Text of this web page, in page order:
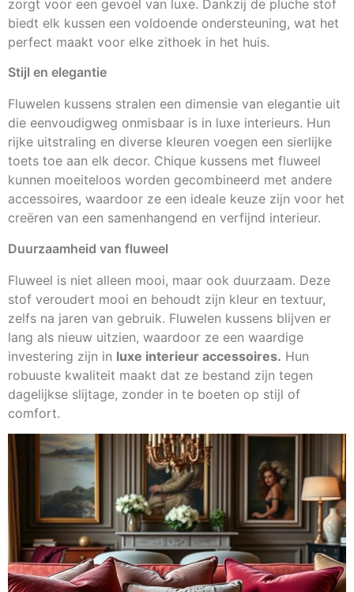
zorgt voor een gevoel van luxe. Dankzij de pluche stof
biedt elk kussen een voldoende ondersteuning, wat het
perfect maakt voor elke zithoek in het huis.
Stijl en elegantie
Fluwelen kussens stralen een dimensie van elegantie uit
die eenvoudigweg onmisbaar is in luxe interieurs. Hun
rijke uitstraling en diverse kleuren voegen een sierlijke
toets toe aan elk decor. Chique kussens met fluweel
kunnen moeiteloos worden gecombineerd met andere
accessoires, waardoor ze een ideale keuze zijn voor het
creëren van een samenhangend en verfijnd interieur.
Duurzaamheid van fluweel
Fluweel is niet alleen mooi, maar ook duurzaam. Deze
stof veroudert mooi en behoudt zijn kleur en textuur,
zelfs na jaren van gebruik. Fluwelen kussens blijven er
lang als nieuw uitzien, waardoor ze een waardige
investering zijn in luxe interieur accessoires. Hun
robuuste kwaliteit maakt dat ze bestand zijn tegen
dagelijkse slijtage, zonder in te boeten op stijl of
comfort.